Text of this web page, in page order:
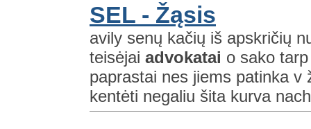
SEL - Žąsis
avily senų kačių iš apskričių
teisėjai advokatai o sako
paprastai nes jiems patinka v
kentėti negaliu šita kurva